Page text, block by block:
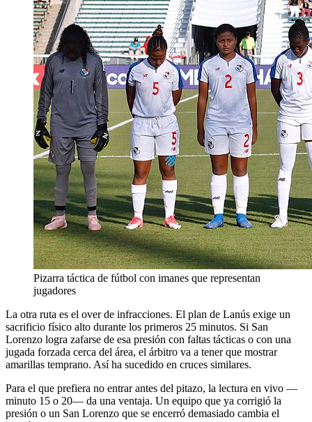
Pizarra táctica de fútbol con imanes que representan
jugadores
La otra ruta es el over de infracciones. El plan de Lanús exige un
sacrificio físico alto durante los primeros 25 minutos. Si San
Lorenzo logra zafarse de esa presión con faltas tácticas o con una
jugada forzada cerca del área, el árbitro va a tener que mostrar
amarillas temprano. Así ha sucedido en cruces similares.
Para el que prefiera no entrar antes del pitazo, la lectura en vivo —
minuto 15 o 20— da una ventaja. Un equipo que ya corrigió la
presión o un San Lorenzo que se encerró demasiado cambia el